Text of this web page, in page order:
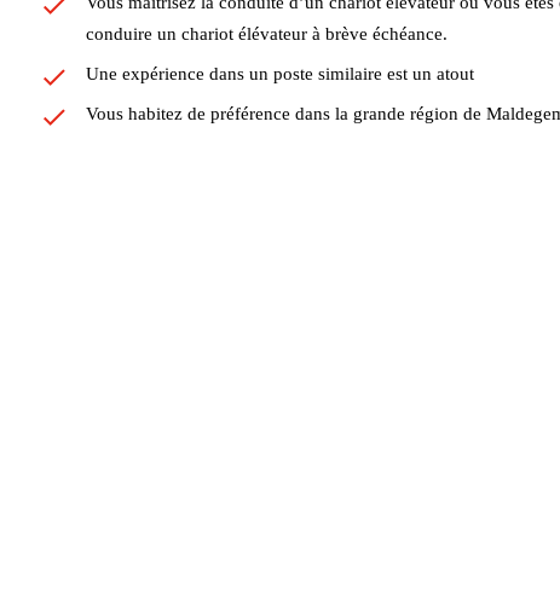
conduire un chariot élévateur à brève échéance.
Une expérience dans un poste similaire est un atout
Vous habitez de préférence dans la grande région de